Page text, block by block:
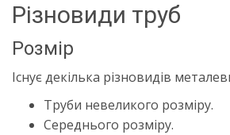
Різновиди труб
Розмір
Існує декілька різновидів
Труби невеликого розміру.
Середнього розміру.